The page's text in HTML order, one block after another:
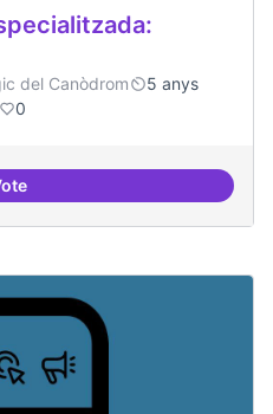
del Canòdrom
5 anys
0
Oferta formativa especialitzada: